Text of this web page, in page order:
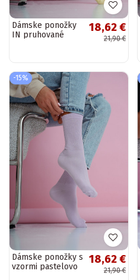
Dámske ponožky
IN pruhované
18,62 €
21,90 €
-15%
Dámske ponožky s
vzormi pastelovo
18,62 €
21,90 €